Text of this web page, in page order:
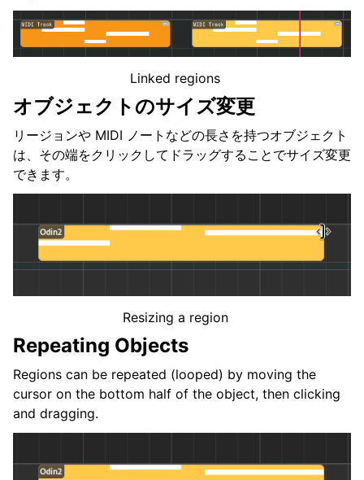
Linked regions
オブジェクトのサイズ変更
リージョンや MIDI ノートなどの長さを持つオブジェクト
は、その端をクリックしてドラッグすることでサイズ変更
できます。
Resizing a region
Repeating Objects
Regions can be repeated (looped) by moving the
cursor on the bottom half of the object, then clicking
and dragging.